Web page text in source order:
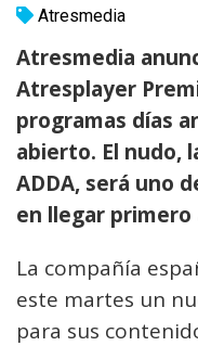
Atresmedia
Atresmedia
Atresplayer
programas días
abierto. El nudo,
ADDA, será uno
en llegar primero
La compañía
este martes un
para sus